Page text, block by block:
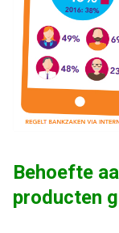
Behoefte
producten